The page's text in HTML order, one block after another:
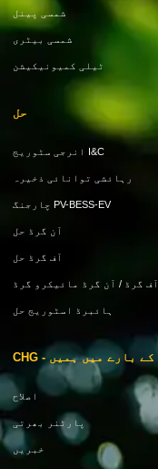
شمسی پینل
شمسی بیٹری
ٹیلی کمیونیکیشن
حل
I&C انرجی سٹوریج
رہائشی توانائی ذخیرہ
PV-BESS-EV چارجنگ
آن گرڈ حل
آف گرڈ حل
آف گرڈ / آن گرڈ مائیکرو گرڈ
ہائبرڈ اسٹوریج حل
کے بارے میں ہمیں - CHG
اصلاح
پارٹنر بھرتی
خبریں